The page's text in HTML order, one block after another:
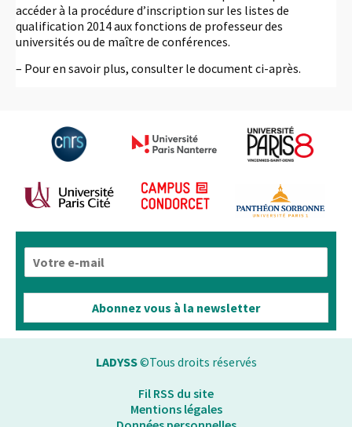
accéder à la procédure d’inscription sur les listes de
qualification 2014 aux fonctions de professeur des
universités ou de maître de conférences.
– Pour en savoir plus, consulter le document ci-après.
l
Abonnez vous à la newsletter
LADYSS©Tous droits réservés
Fil RSS du site
Mentions légales